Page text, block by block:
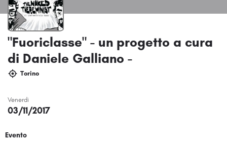
"Fuoriclasse" - un progetto a cura
di Daniele Galliano -
Torino
Venerdi
03/11/2017
Evento